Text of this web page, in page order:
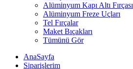
Alüminyum Kapı Altı Fırçası
Alüminyum Freze Uçları
Tel Fırçalar
Maket Bıçakları
Tümünü Gör
AnaSayfa
Siparişlerim